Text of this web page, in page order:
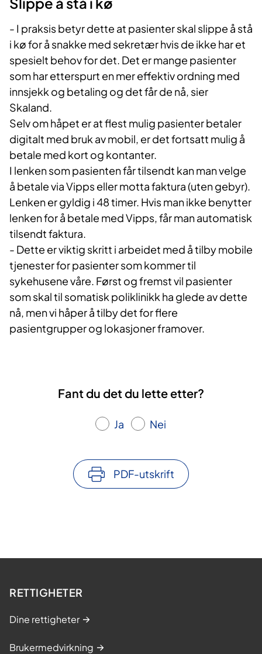
- I praksis betyr dette at pasienter skal slippe å stå
i kø for å snakke med sekretær hvis de ikke har et
spesielt behov for det. Det er mange pasienter
som har etterspurt en mer effektiv ordning med
innsjekk og betaling og det får de nå, sier
Skaland.
Selv om håpet er at flest mulig pasienter betaler
digitalt med bruk av mobil, er det fortsatt mulig å
betale med kort og kontanter.
I lenken som pasienten får tilsendt kan man velge
å betale via Vipps eller motta faktura (uten gebyr).
Lenken er gyldig i 48 timer. Hvis man ikke benytter
lenken for å betale med Vipps, får man automatisk
tilsendt faktura.
- Dette er viktig skritt i arbeidet med å tilby mobile
tjenester for pasienter som kommer til
sykehusene våre. Først og fremst vil pasienter
som skal til somatisk poliklinikk ha glede av dette
nå, men vi håper å tilby det for flere
pasientgrupper og lokasjoner framover.
Fant du det du lette etter?
Ja Nei
PDF-utskrift
RETTIGHETER
Dine rettigheter
Brukermedvirkning